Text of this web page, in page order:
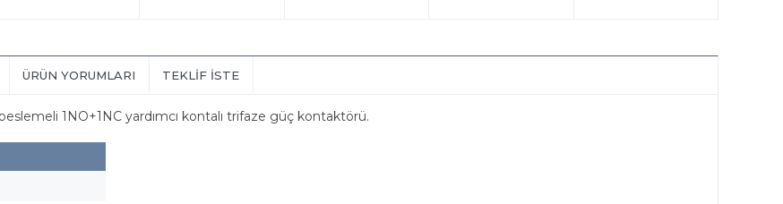
ÜRÜN YORUMLARI TEKLIF İSTE
1NO+1NC yardımcı kontalı trifaze güç kontaktörü.